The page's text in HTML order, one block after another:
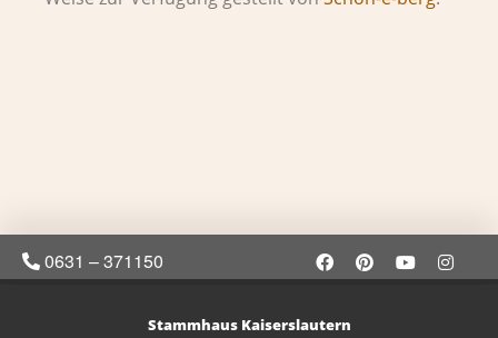
0631 – 371150
Stammhaus Kaiserslautern